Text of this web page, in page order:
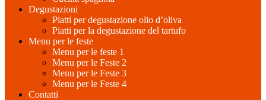
Degustazioni
Piatti per degustazione olio d’oliva
Piatti per la degustazione del tartufo
Menu per le feste
Menu per le feste 1
Menu per le Feste 2
Menu per le Feste 3
Menu per le Feste 4
Contatti